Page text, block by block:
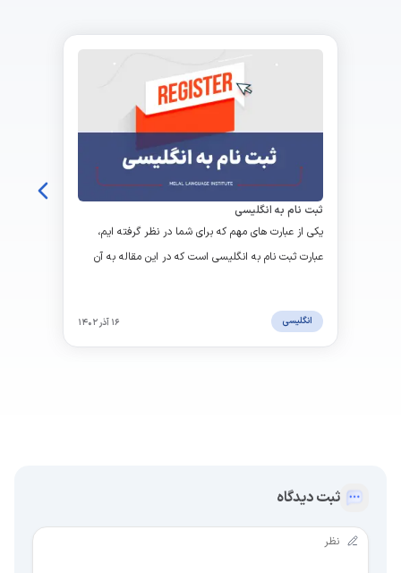
ثبت نام به انگلیسی
یکی از عبارت های مهم که برای شما در نظر گرفته ایم،
عبارت ثبت نام به انگلیسی است که در این مقاله به آن
انگلیسی ۱۶ آذر ۱۴۰۲
ثبت دیدگاه